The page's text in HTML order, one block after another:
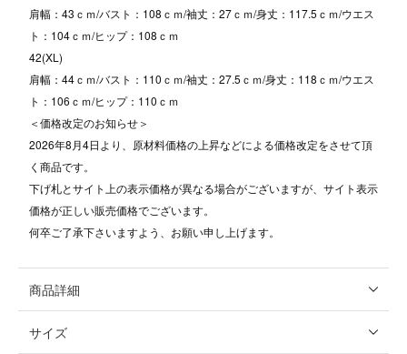
肩幅：43ｃｍ/バスト：108ｃｍ/袖丈：27ｃｍ/身丈：117.5ｃｍ/ウエス
ト：104ｃｍ/ヒップ：108ｃｍ
42(XL)
肩幅：44ｃｍ/バスト：110ｃｍ/袖丈：27.5ｃｍ/身丈：118ｃｍ/ウエス
ト：106ｃｍ/ヒップ：110ｃｍ
＜価格改定のお知らせ＞
2026年8月4日より、原材料価格の上昇などによる価格改定をさせて頂
く商品です。
下げ札とサイト上の表示価格が異なる場合がございますが、サイト表示
価格が正しい販売価格でございます。
何卒ご了承下さいますよう、お願い申し上げます。
商品詳細
サイズ